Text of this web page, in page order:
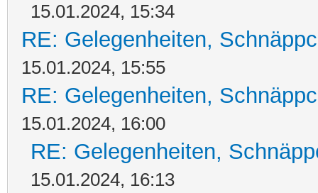
15.01.2024, 15:34
RE: Gelegenheiten,
15.01.2024, 15:55
RE: Gelegenheiten,
15.01.2024, 16:00
RE: Gelegenheiten,
15.01.2024, 16:13